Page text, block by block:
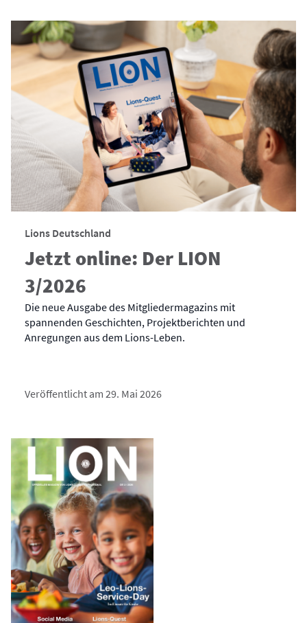
Lions Deutschland
Jetzt online: Der LION
3/2026
Die neue Ausgabe des Mitgliedermagazins mit
spannenden Geschichten, Projektberichten und
Anregungen aus dem Lions-Leben.
Veröffentlicht am 29. Mai 2026